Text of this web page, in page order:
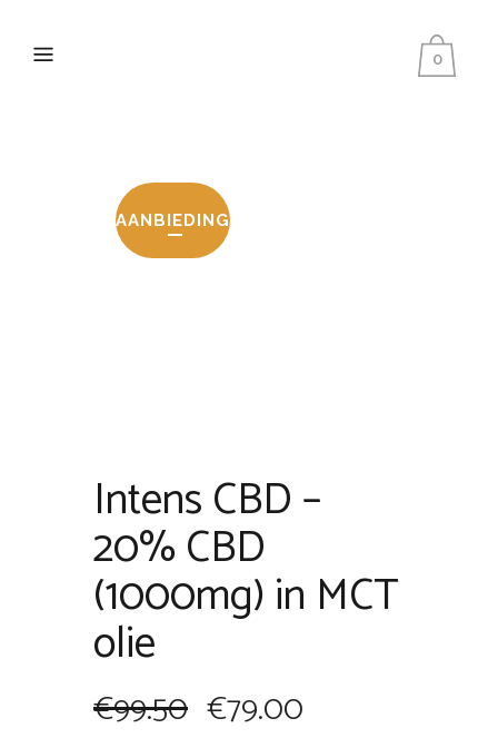
0
AANBIEDING
Intens CBD –
20% CBD
(1000mg) in MCT
olie
€99.50 Oorspronkelijke
€79.00